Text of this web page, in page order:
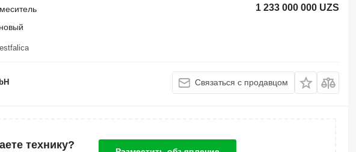
1 233 000 000 UZS
новый
Связаться с продавцом
технику?